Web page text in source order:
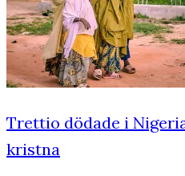
Trettio dödade i
kristna